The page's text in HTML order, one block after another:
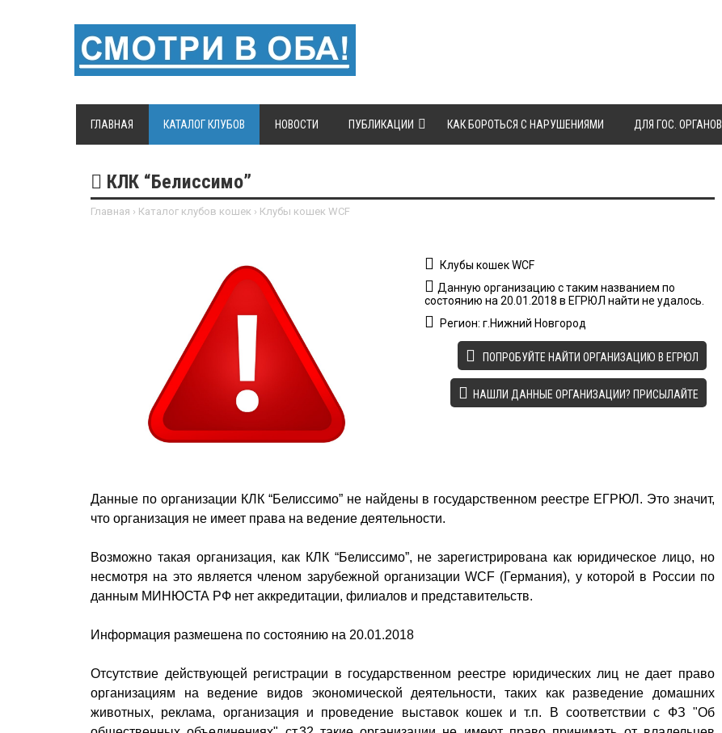
ГЛАВНАЯ КАТАЛОГ КЛУБОВ НОВОСТИ ПУБЛИКАЦИИ КАК БОРОТЬСЯ С НАРУШЕНИЯМИ ДЛЯ ГОС. ОРГАНОВ
КЛК “Белиссимо”
Главная › Каталог клубов кошек › Клубы кошек WCF
Клубы кошек WCF
Данную организацию с таким названием по
состоянию на 20.01.2018 в ЕГРЮЛ найти не удалось.
Регион: г.Нижний Новгород
ПОПРОБУЙТЕ НАЙТИ ОРГАНИЗАЦИЮ В ЕГРЮЛ
НАШЛИ ДАННЫЕ ОРГАНИЗАЦИИ? ПРИСЫЛАЙТЕ
Данные по организации КЛК “Белиссимо” не найдены в государственном реестре ЕГРЮЛ. Это значит,
что организация не имеет права на ведение деятельности.
Возможно такая организация, как КЛК “Белиссимо”, не зарегистрирована как юридическое лицо, но
несмотря на это является членом зарубежной организации WCF (Германия), у которой в России по
данным МИНЮСТА РФ нет аккредитации, филиалов и представительств.
Информация размешена по состоянию на 20.01.2018
Отсутствие действующей регистрации в государственном реестре юридических лиц не дает право
организациям на ведение видов экономической деятельности, таких как разведение домашних
животных, реклама, организация и проведение выставок кошек и т.п. В соответствии с ФЗ "Об